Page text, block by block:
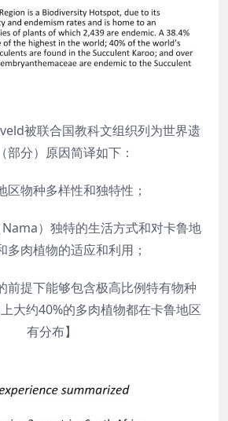
被联合国教科文组织列为世界遗
部分）原因简译如下：
物种多样性和独特性；
）独特的生活方式和对卡鲁地
多肉植物的适应和利用；
提下能够包含极高比例特有物种
上大约40%的多肉植物都在卡鲁地区
有分布】